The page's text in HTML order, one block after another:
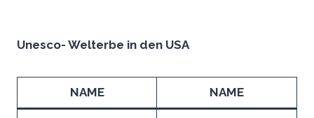
Unesco- Welterbe in den USA
NAME NAME